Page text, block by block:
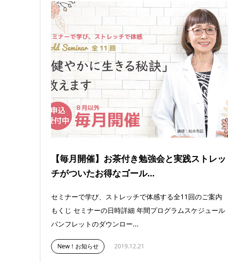
【毎月開催】お茶付き勉強会と実践ストレッ
チがついたお得なゴール...
セミナーで学び、ストレッチで体感する全11回のご案内
もくじ セミナーの日時詳細 年間プログラムスケジュール
パンフレットのダウンロー...
New！お知らせ 2019.12.21